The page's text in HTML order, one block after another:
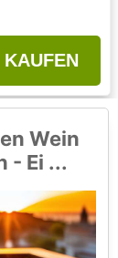
KAUFEN
Wein
- Ei ...